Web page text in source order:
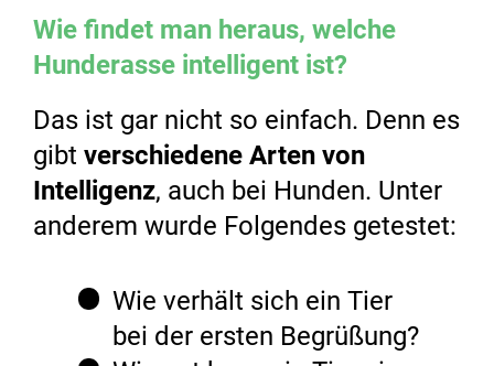
Wie findet man heraus, welche
Hunderasse intelligent ist?
Das ist gar nicht so einfach. Denn es
gibt verschiedene Arten von
Intelligenz, auch bei Hunden. Unter
anderem wurde Folgendes getestet:
Wie verhält sich ein Tier
bei der ersten Begrüßung?